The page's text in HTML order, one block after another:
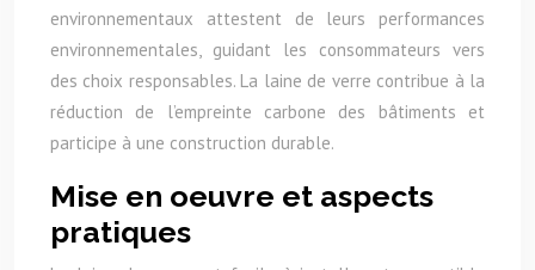
environnementaux attestent de leurs performances
environnementales, guidant les consommateurs vers
des choix responsables. La laine de verre contribue à la
réduction de l’empreinte carbone des bâtiments et
participe à une construction durable.
Mise en oeuvre et aspects
pratiques